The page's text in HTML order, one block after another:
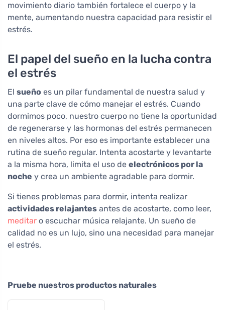
movimiento diario también fortalece el cuerpo y la
mente, aumentando nuestra capacidad para resistir el
estrés.
El papel del sueño en la lucha contra
el estrés
El sueño es un pilar fundamental de nuestra salud y
una parte clave de cómo manejar el estrés. Cuando
dormimos poco, nuestro cuerpo no tiene la oportunidad
de regenerarse y las hormonas del estrés permanecen
en niveles altos. Por eso es importante establecer una
rutina de sueño regular. Intenta acostarte y levantarte
a la misma hora, limita el uso de electrónicos por la
noche y crea un ambiente agradable para dormir.
Si tienes problemas para dormir, intenta realizar
actividades relajantes antes de acostarte, como leer,
meditar o escuchar música relajante. Un sueño de
calidad no es un lujo, sino una necesidad para manejar
el estrés.
Pruebe nuestros productos naturales